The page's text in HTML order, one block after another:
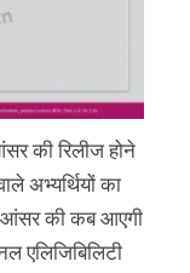
की रिलीज होने
अभ्यर्थियों का
आंसर की कब आएगी
एलिजिबिलिटी